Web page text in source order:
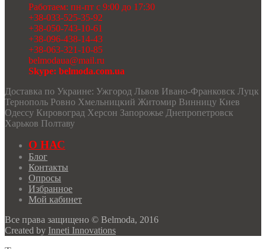
Работаем: пн-пт с 9:00 до 17:30
+38-033-525-35-92
+38-050-743-10-61
+38-096-438-14-43
+38-063-321-10-85
belmodaua@mail.ru
Skype: belmoda.com.ua
Доставка по Украине: Ужгород Львов Ивано-Франковск Луцк
Тернополь Ровно Хмельницкий Житомир Винницу Киев
Одессу Кировоград Херсон Запорожье Днепропетровск
Харьков Полтаву
О НАС
Блог
Контакты
Опросы
Избранное
Мой кабинет
Все права защищено © Belmoda, 2016
Created by Inneti Innovations